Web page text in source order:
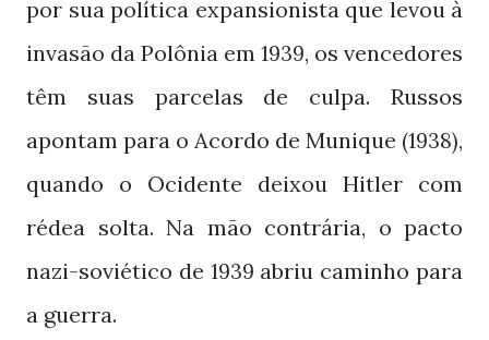
por sua política expansionista que levou à
invasão da Polônia em 1939, os vencedores
têm suas parcelas de culpa. Russos
apontam para o Acordo de Munique (1938),
quando o Ocidente deixou Hitler com
rédea solta. Na mão contrária, o pacto
nazi-soviético de 1939 abriu caminho para
a guerra.